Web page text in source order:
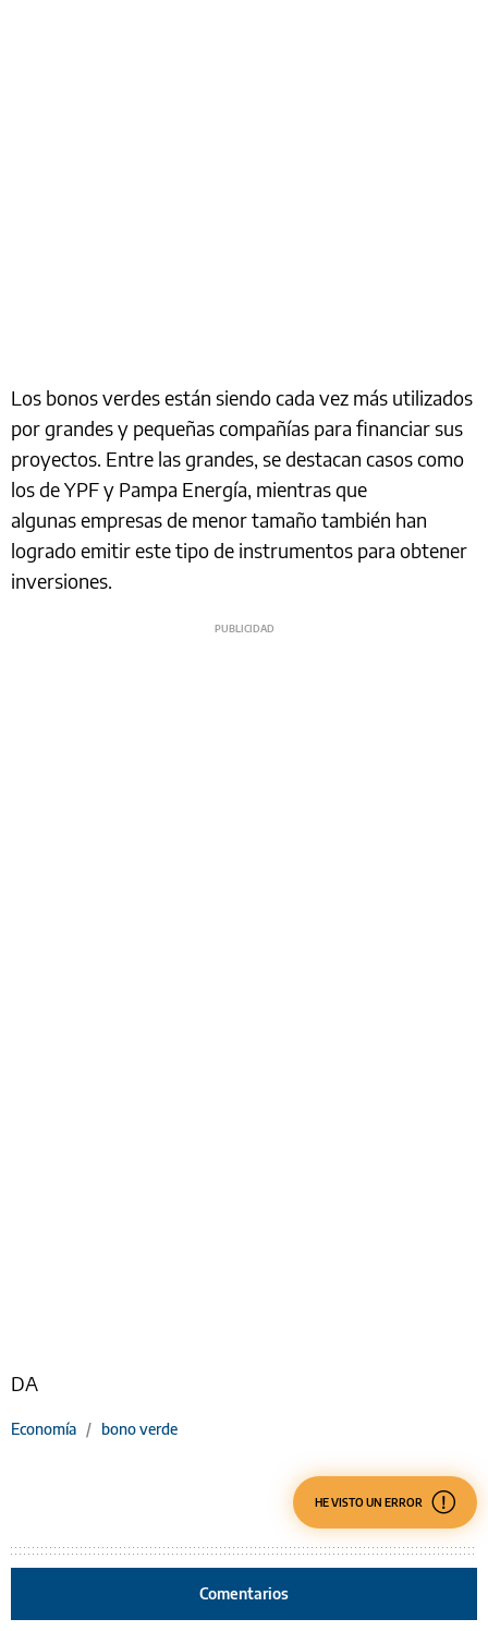
Los bonos verdes están siendo cada vez más utilizados
por grandes y pequeñas compañías para financiar sus
proyectos. Entre las grandes, se destacan casos como
los de YPF y Pampa Energía, mientras que
algunas empresas de menor tamaño también han
logrado emitir este tipo de instrumentos para obtener
inversiones.
DA
Economía / bono verde
HE VISTO UN ERROR
Comentarios